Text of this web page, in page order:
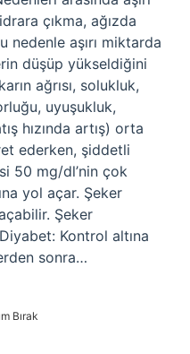
çıkma, ağızda
nedenle aşırı miktarda
düşüp yükseldiğini
ağrısı, solukluk,
uyuşukluk,
hızında artış) orta
ederken, şiddetli
50 mg/dl’nin çok
yol açar. Şeker
Şeker
Kontrol altına
sonra…
Bırak